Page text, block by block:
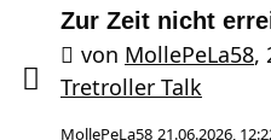
Zur Zeit nicht
von MollePeLa58,
Tretroller Talk
MollePeLa58 21.06.2026,